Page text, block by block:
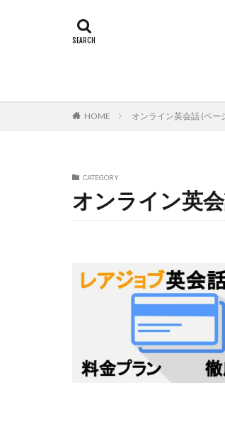
HOME オンライン英会話 (ペー
CATEGORY
オンライン英